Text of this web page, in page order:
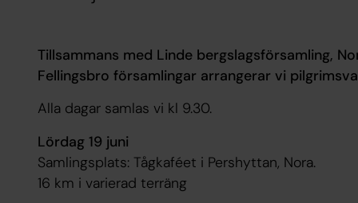
Tillsammans med Linde bergslagsförsamling,
Fellingsbro församlingar arrangerar vi
Alla dagar samlas vi kl 9.30.
Lördag 19 juni
Samlingsplats: Tågkaféet i Pershyttan, Nora.
16 km i varierad terräng